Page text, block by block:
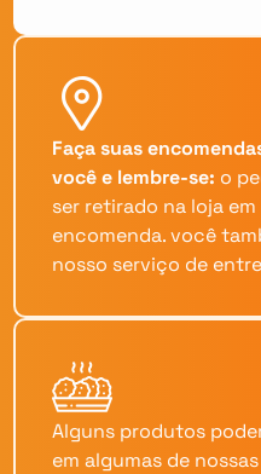
Faça suas
você e lembre-se: o
ser retirado na loja
encomenda. você
nosso serviço de
Alguns produtos
em algumas de